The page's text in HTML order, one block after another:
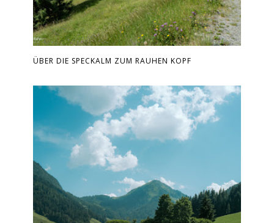
ÜBER DIE SPECKALM ZUM RAUHEN KOPF